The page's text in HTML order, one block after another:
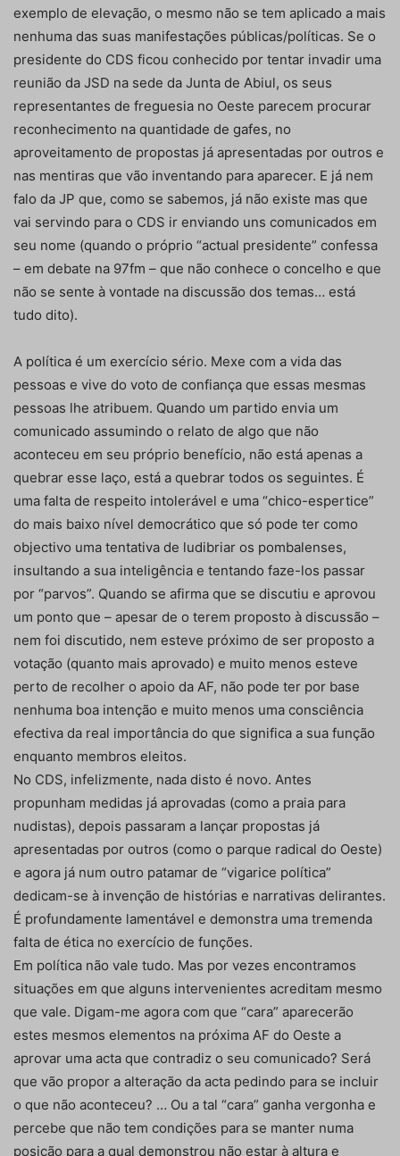
exemplo de elevação, o mesmo não se tem aplicado a mais
nenhuma das suas manifestações públicas/políticas. Se o
presidente do CDS ficou conhecido por tentar invadir uma
reunião da JSD na sede da Junta de Abiul, os seus
representantes de freguesia no Oeste parecem procurar
reconhecimento na quantidade de gafes, no
aproveitamento de propostas já apresentadas por outros e
nas mentiras que vão inventando para aparecer. E já nem
falo da JP que, como se sabemos, já não existe mas que
vai servindo para o CDS ir enviando uns comunicados em
seu nome (quando o próprio “actual presidente” confessa
– em debate na 97fm – que não conhece o concelho e que
não se sente à vontade na discussão dos temas… está
tudo dito).
A política é um exercício sério. Mexe com a vida das
pessoas e vive do voto de confiança que essas mesmas
pessoas lhe atribuem. Quando um partido envia um
comunicado assumindo o relato de algo que não
aconteceu em seu próprio benefício, não está apenas a
quebrar esse laço, está a quebrar todos os seguintes. É
uma falta de respeito intolerável e uma “chico-espertice”
do mais baixo nível democrático que só pode ter como
objectivo uma tentativa de ludibriar os pombalenses,
insultando a sua inteligência e tentando faze-los passar
por “parvos”. Quando se afirma que se discutiu e aprovou
um ponto que – apesar de o terem proposto à discussão –
nem foi discutido, nem esteve próximo de ser proposto a
votação (quanto mais aprovado) e muito menos esteve
perto de recolher o apoio da AF, não pode ter por base
nenhuma boa intenção e muito menos uma consciência
efectiva da real importância do que significa a sua função
enquanto membros eleitos.
No CDS, infelizmente, nada disto é novo. Antes
propunham medidas já aprovadas (como a praia para
nudistas), depois passaram a lançar propostas já
apresentadas por outros (como o parque radical do Oeste)
e agora já num outro patamar de “vigarice política”
dedicam-se à invenção de histórias e narrativas delirantes.
É profundamente lamentável e demonstra uma tremenda
falta de ética no exercício de funções.
Em política não vale tudo. Mas por vezes encontramos
situações em que alguns intervenientes acreditam mesmo
que vale. Digam-me agora com que “cara” aparecerão
estes mesmos elementos na próxima AF do Oeste a
aprovar uma acta que contradiz o seu comunicado? Será
que vão propor a alteração da acta pedindo para se incluir
o que não aconteceu? … Ou a tal “cara” ganha vergonha e
percebe que não tem condições para se manter numa
posição para a qual demonstrou não estar à altura e